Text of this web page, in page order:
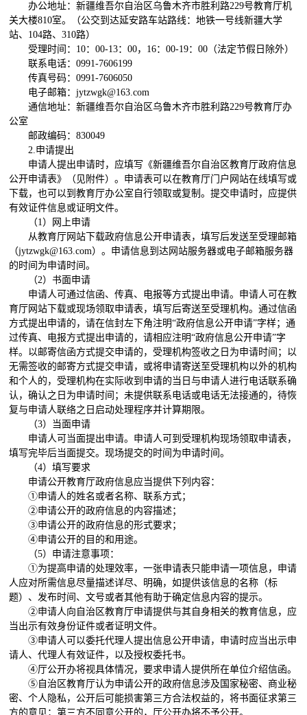
办公地址：新疆维吾尔自治区乌鲁木齐市胜利路229号教育厅机
关大楼810室。（公交到达延安路车站路线：地铁一号线新疆大学
站、 104路、310路）
受理时间： 10：00-13：00， 16：00-19：00 （法定节假日除外）
联系电话：0991-7606199
传真号码：0991-7606050
电子邮箱：jytzwgk@163.com
通信地址：新疆维吾尔自治区乌鲁木齐市胜利路229号教育厅办
公室
邮政编码：830049
2.申请提出
申请人提出申请时，应填写《新疆维吾尔自治区教育厅政府信息
公开申请表》（见附件）。申请表可以在教育厅门户网站在线填写或
下载，也可以到教育厅办公室自行领取或复制。提交申请时，应提供
有效证件信息或证明文件。
（1）网上申请
从教育厅网站下载政府信息公开申请表，填写后发送至受理邮箱
（jytzwgk@163.com）。申请信息到达网站服务器或电子邮箱服务器
的时间为申请时间。
（2）书面申请
申请人可通过信函、传真、电报等方式提出申请。申请人可在教
育厅网站下载或现场领取申请表，填写后寄送至受理机构。通过信函
方式提出申请的，请在信封左下角注明“政府信息公开申请”字样；通
过传真、电报方式提出申请的，请相应注明“政府信息公开申请”字
样。以邮寄信函方式提交申请的，受理机构签收之日为申请时间；以
无需签收的邮寄方式提交申请，或将申请寄送至受理机构以外的机构
和个人的，受理机构在实际收到申请的当日与申请人进行电话联系确
认，确认之日为申请时间；未提供联系电话或电话无法接通的，待恢
复与申请人联络之日启动处理程序并计算期限。
（3）当面申请
申请人可当面提出申请。申请人可到受理机构现场领取申请表，
填写完毕后当面提交。现场提交的时间为申请时间。
（4）填写要求
申请公开教育厅政府信息应当提供下列内容：
①申请人的姓名或者名称、联系方式；
②申请公开的政府信息的内容描述；
③申请公开的政府信息的形式要求；
④申请公开的目的和用途。
（5）申请注意事项：
①为提高申请的处理效率，一张申请表只能申请一项信息，申请
人应对所需信息尽量描述详尽、明确，如提供该信息的名称（标
题）、发布时间、文号或者其他有助于确定信息内容的提示。
②申请人向自治区教育厅申请提供与其自身相关的教育信息，应
当出示有效身份证件或者证明文件。
③申请人可以委托代理人提出信息公开申请，申请时应当出示申
请人、代理人有效证件，以及授权委托书。
④厅公开办将视具体情况，要求申请人提供所在单位介绍信函。
⑤ 自治区教育厅认为申请公开的政府信息涉及国家秘密、商业秘
密、个人隐私，公开后可能损害第三方合法权益的，将书面征求第三
方的意见；第三方不同意公开的，厅公开办将不予公开。